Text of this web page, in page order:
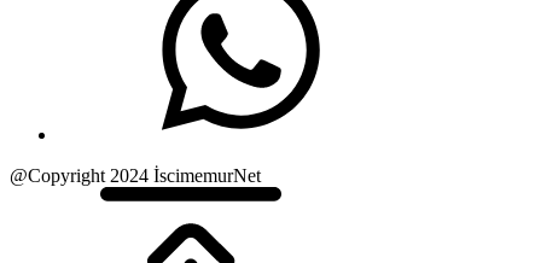
@Copyright 2024 İscimemurNet